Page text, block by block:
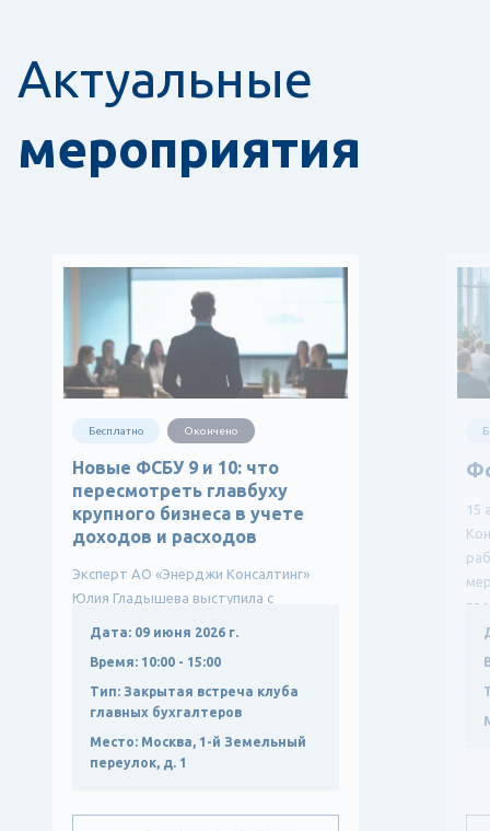
Актуальные
мероприятия
Бесплатно Окончено
Новые ФСБУ 9 и 10: что
пересмотреть главбуху
крупного бизнеса в учете
доходов и расходов
Эксперт АО «Энерджи Консалтинг»
Юлия Гладышева выступила с
политику крупных компаний, р...
Дата: 09 июня 2026 г.
Время: 10:00 - 15:00
Тип: Закрытая встреча клуба
главных бухгалтеров
Место: Москва, 1-й Земельный
переулок, д. 1
15